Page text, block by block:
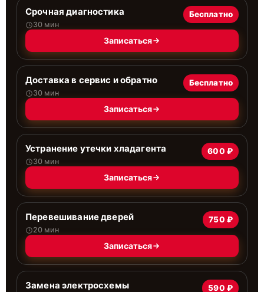
Срочная диагностика
30 мин
Бесплатно
Записаться
Доставка в сервис и обратно
30 мин
Бесплатно
Записаться
Устранение утечки хладагента
30 мин
600 ₽
Записаться
Перевешивание дверей
20 мин
750 ₽
Записаться
Замена электросхемы 590 ₽